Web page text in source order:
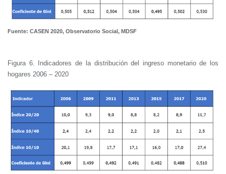
Fuente: CASEN 2020, Observatorio Social, MDSF
Figura 6. Indicadores de la distribución del ingreso monetario de los
hogares 2006 – 2020